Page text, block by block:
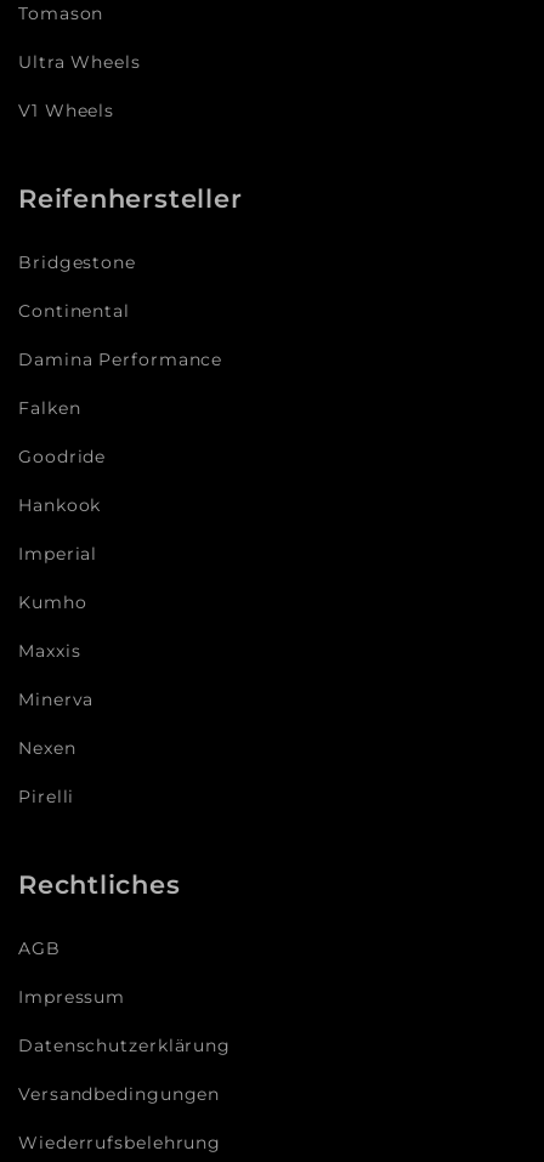
Tomason
Ultra Wheels
V1 Wheels
Reifenhersteller
Bridgestone
Continental
Damina Performance
Falken
Goodride
Hankook
Imperial
Kumho
Maxxis
Minerva
Nexen
Pirelli
Rechtliches
AGB
Impressum
Datenschutzerklärung
Versandbedingungen
Wiederrufsbelehrung